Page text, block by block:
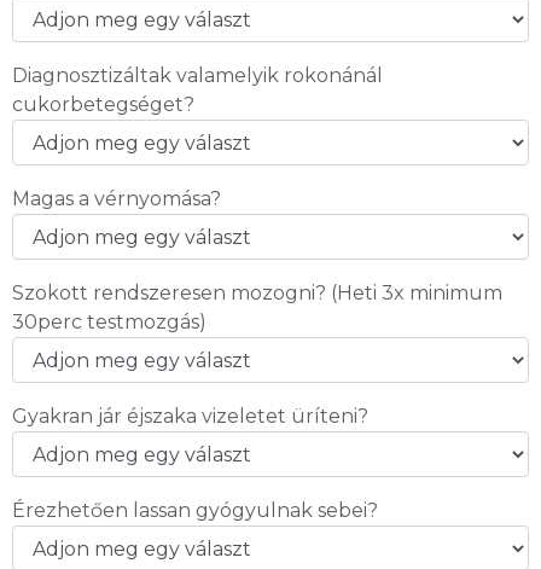
Diagnosztizáltak valamelyik rokonánál
cukorbetegséget?
Magas a vérnyomása?
Szokott rendszeresen mozogni? (Heti 3x minimum
30perc testmozgás)
Gyakran jár éjszaka vizeletet üríteni?
Érezhetően lassan gyógyulnak sebei?